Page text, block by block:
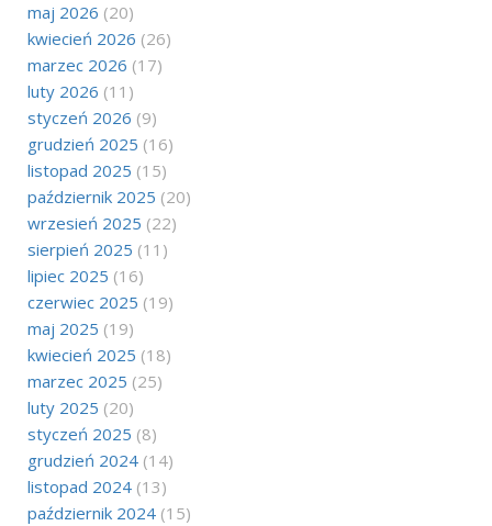
maj 2026 (20)
kwiecień 2026 (26)
marzec 2026 (17)
luty 2026 (11)
styczeń 2026 (9)
grudzień 2025 (16)
listopad 2025 (15)
październik 2025 (20)
wrzesień 2025 (22)
sierpień 2025 (11)
lipiec 2025 (16)
czerwiec 2025 (19)
maj 2025 (19)
kwiecień 2025 (18)
marzec 2025 (25)
luty 2025 (20)
styczeń 2025 (8)
grudzień 2024 (14)
listopad 2024 (13)
październik 2024 (15)